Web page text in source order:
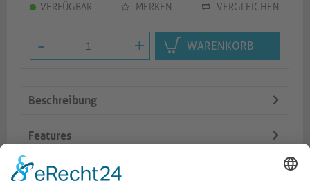
VERFÜGBAR MERKEN VERGLEICHEN
- + WARENKORB
Beschreibung
Features
Logistik